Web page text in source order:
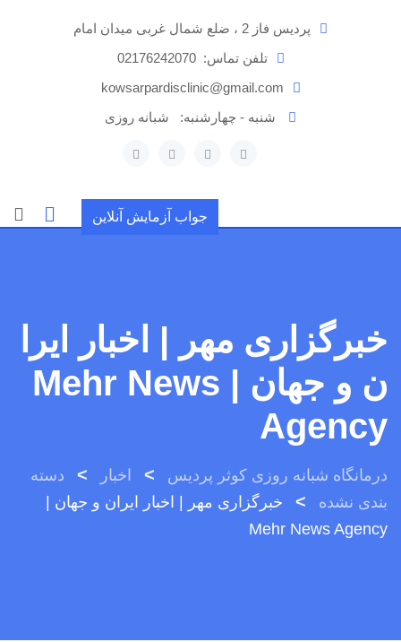
پردیس فاز 2 ، ضلع شمال غربی میدان امام
تلفن تماس:02176242070
kowsarpardisclinic@gmail.com
شنبه - چهارشنبه:
شبانه روزی
جواب آزمایش آنلاین
خبرگزاری مهر | اخبار ایرا
ن و جهان | Mehr News
Agency
درمانگاه شبانه روزی کوثر پردیس > اخبار >
دسته
بندی نشده
>
خبرگزاری مهر | اخبار ایران و جهان |
Mehr News Agency